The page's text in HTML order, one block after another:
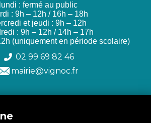
lundi : fermé au public
: 9h – 12h / 16h – 18h
et jeudi : 9h – 12h
: 9h – 12h / 14h – 17h
(uniquement en période scolaire)
02 99 69 82 46
mairie@vignoc.fr